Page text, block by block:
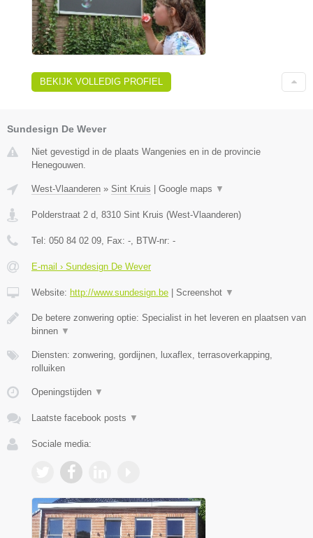
BEKIJK VOLLEDIG PROFIEL
Sundesign De Wever
Niet gevestigd in de plaats Wangenies en in de provincie
Henegouwen.
West-Vlaanderen » Sint Kruis | Google maps ▼
Polderstraat 2 d 8310 Sint Kruis (West-Vlaanderen)
Tel: 050 84 02 09 , Fax: - , BTW-nr: -
E-mail › Sundesign De Wever
Website: http://www.sundesign.be | Screenshot ▼
De betere zonwering optie: Specialist in het leveren en plaatsen van
binnen ▼
Diensten: zonwering, gordijnen, luxaflex, terrasoverkapping,
rolluiken
Openingstijden ▼
Laatste facebook posts ▼
Sociale media: